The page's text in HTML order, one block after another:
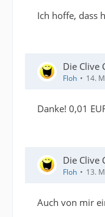
Ich hoffe, dass
Die Clive
Floh 14.
Danke! 0,01
Die Clive
Floh 13.
Auch von mir